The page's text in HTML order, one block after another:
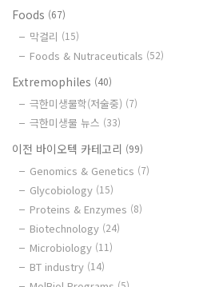
Foods (67)
막걸리 (15)
Foods & Nutraceuticals (52)
Extremophiles (40)
극한미생물학(저술중) (7)
극한미생물 뉴스 (33)
이전 바이오텍 카테고리 (99)
Genomics & Genetics (7)
Glycobiology (15)
Proteins & Enzymes (8)
Biotechnology (24)
Microbiology (11)
BT industry (14)